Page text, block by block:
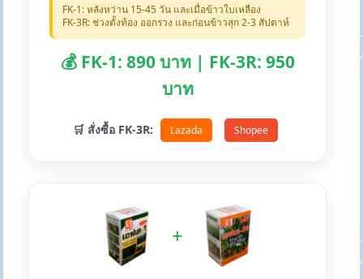
FK-1: หลังหว่าน 15-45 วัน และเมื่อข้าวใบเหลือง
FK-3R: ช่วงตั้งท้อง ออกรวง และก่อนข้าวสุก 2-3 สัปดาห์
💰 FK-1: 890 บาท | FK-3R: 950
บาท
🛒 สั่งซื้อ FK-3R: Lazada Shopee
+